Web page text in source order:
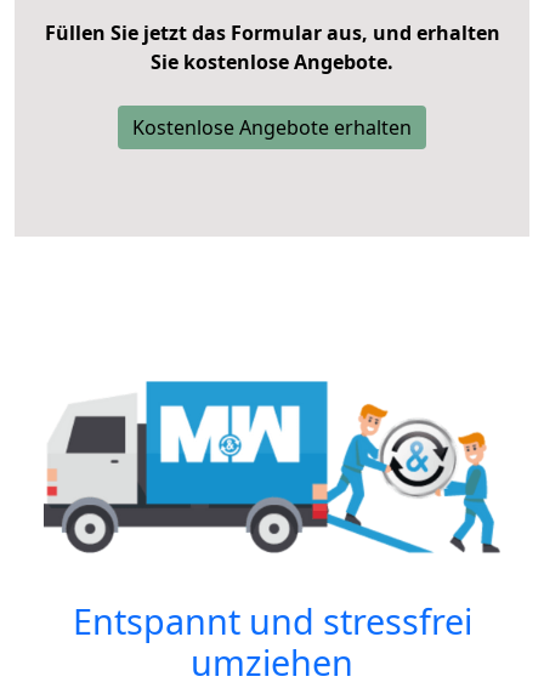
Füllen Sie jetzt das Formular aus, und erhalten
Sie kostenlose Angebote.
Kostenlose Angebote erhalten
Entspannt und stressfrei
umziehen